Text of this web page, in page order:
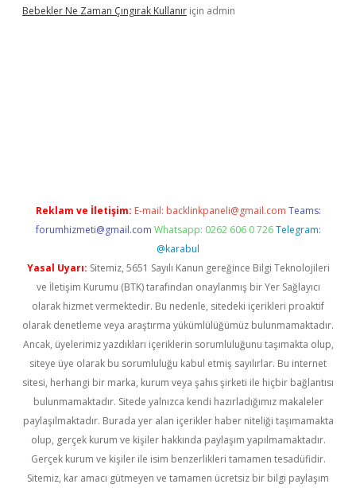
Bebekler Ne Zaman Çıngırak Kullanır için admin
Reklam ve İletişim: E-mail: backlinkpaneli@gmail.com Teams:
forumhizmeti@gmail.com Whatsapp: 0262 606 0 726 Telegram:
@karabul
Yasal Uyarı: Sitemiz, 5651 Sayılı Kanun gereğince Bilgi Teknolojileri
ve İletişim Kurumu (BTK) tarafından onaylanmış bir Yer Sağlayıcı
olarak hizmet vermektedir. Bu nedenle, sitedeki içerikleri proaktif
olarak denetleme veya araştırma yükümlülüğümüz bulunmamaktadır.
Ancak, üyelerimiz yazdıkları içeriklerin sorumluluğunu taşımakta olup,
siteye üye olarak bu sorumluluğu kabul etmiş sayılırlar. Bu internet
sitesi, herhangi bir marka, kurum veya şahıs şirketi ile hiçbir bağlantısı
bulunmamaktadır. Sitede yalnızca kendi hazırladığımız makaleler
paylaşılmaktadır. Burada yer alan içerikler haber niteliği taşımamakta
olup, gerçek kurum ve kişiler hakkında paylaşım yapılmamaktadır.
Gerçek kurum ve kişiler ile isim benzerlikleri tamamen tesadüfidir.
Sitemiz, kar amacı gütmeyen ve tamamen ücretsiz bir bilgi paylaşım